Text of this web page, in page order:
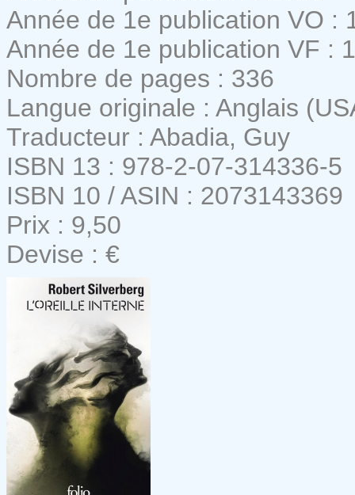
Année de 1e publication VO :
Année de 1e publication VF :
Nombre de pages : 336
Langue originale : Anglais
Traducteur : Abadia, Guy
ISBN 13 : 978-2-07-314336-5
ISBN 10 / ASIN : 2073143369
Prix : 9,50
Devise : €